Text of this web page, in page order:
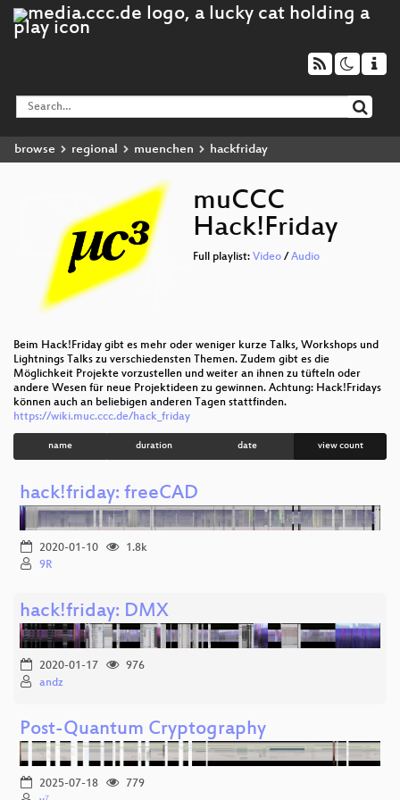
browse regional muenchen hackfriday
muCCC
Hack!Friday
Full playlist:Video /Audio
Beim Hack!Friday gibt es mehr oder weniger kurze Talks, Workshops und
Lightnings Talks zu verschiedensten Themen. Zudem gibt es die
Möglichkeit Projekte vorzustellen und weiter an ihnen zu tüfteln oder
andere Wesen für neue Projektideen zu gewinnen. Achtung: Hack!Fridays
können auch an beliebigen anderen Tagen stattfinden.
https://wiki.muc.ccc.de/hack_friday
name duration date view count
hack!friday: freeCAD
2020-01-10
1.8k
9R
hack!friday: DMX
2020-01-17
976
andz
Post-Quantum Cryptography
2025-07-18
779